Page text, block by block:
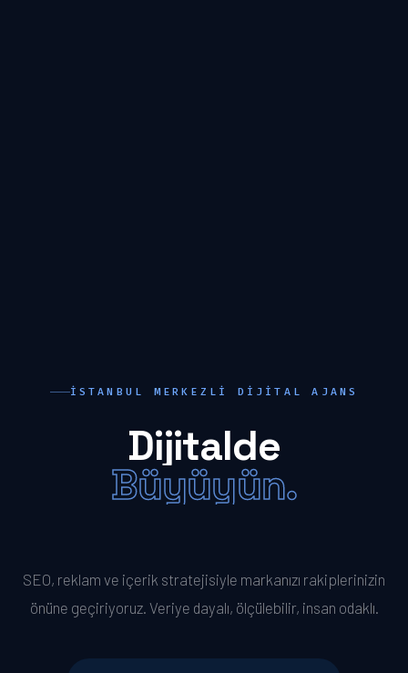
İSTANBUL MERKEZLI DIJITAL AJANS
Dijitalde
Büyüyün.
SEO, reklam ve içerik stratejisiyle markanızı rakiplerinizin
önüne geçiriyoruz. Veriye dayalı, ölçülebilir, insan odaklı.